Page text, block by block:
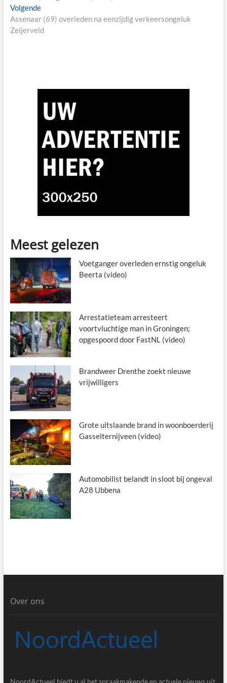
VolgendeNext
post:
Assenaar (69) overleden na eenzijdig verkeersongeluk
Zeijerveld
Meest gelezen
Voetganger overleden ernstig ongeluk
Beerta (video)
Arrestatieteam arresteert
voortvluchtige man in Groningen;
opgespoord door FastNL (video)
Brandweer Drenthe zoekt nieuwe
vrijwilligers
Grote uitslaande brand in woonboerderij
Gasselternijveen (video)
Automobilist belandt in sloot bij ongeval
A28 Ubbena
Over ons
NoordActueel biedt u al het spraakmakende en actuele nieuws uit